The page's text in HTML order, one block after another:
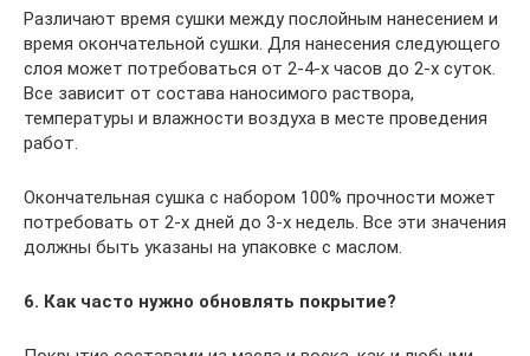
Различают время сушки между послойным нанесением и
время окончательной сушки. Для нанесения следующего
слоя может потребоваться от 2-4-х часов до 2-х суток.
Все зависит от состава наносимого раствора,
температуры и влажности воздуха в месте проведения
работ.
Окончательная сушка с набором 100% прочности может
потребовать от 2-х дней до 3-х недель. Все эти значения
должны быть указаны на упаковке с маслом.
6. Как часто нужно обновлять покрытие?